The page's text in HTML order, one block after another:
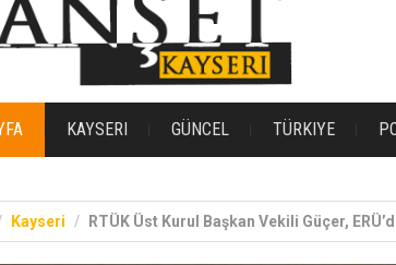
KAYSERI GÜNCEL TÜRKIYE
Kayseri RTÜK Üst Kurul Başkan Vekili Güçer,